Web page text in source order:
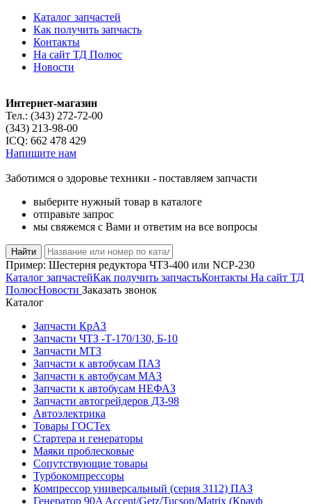
Каталог запчастей
Как получить запчасть
Контакты
На сайт ТД Полюс
Новости
Интернет-магазин
Тел.: (343) 272-72-00
(343) 213-98-00
ICQ: 662 478 429
Напишите нам
Заботимся о здоровье техники - поставляем запчасти
выберите нужный товар в каталоге
отправьте запрос
мы свяжемся с Вами и ответим на все вопросы
Пример: Шестерня редуктора ЧТЗ-400 или NCP-230
Каталог запчастейКак получить запчастьКонтакты На сайт ТД
ПолюсНовости Заказать звонок
Каталог
Запчасти КрАЗ
Запчасти ЧТЗ -Т-170/130, Б-10
Запчасти МТЗ
Запчасти к автобусам ПАЗ
Запчасти к автобусам МАЗ
Запчасти к автобусам НЕФАЗ
Запчасти автогрейдеров ДЗ-98
Автоэлектрика
Товары ГОСТех
Стартера и генераторы
Маяки проблесковые
Сопутствующие товары
Турбокомпрессоры
Компрессор универсальный (серия 3112) ПАЗ
Генератор 90A Accent/Getz/Tucson/Matrix (Крауф